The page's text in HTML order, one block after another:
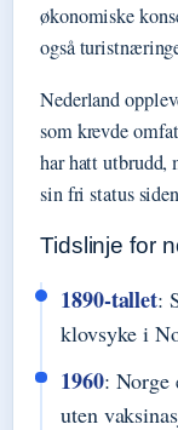
økonomiske
også
Nederland
som krevde
har hatt utbrudd,
sin fri status
Tidslinje for
1890-tallet:
klovsyke i
1960: Norge
uten